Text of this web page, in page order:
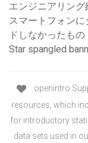
エンジニアリン
スマートフォン
ドしなかったもの
Star spangled
openintro
resources, which
for introductory
data sets used in